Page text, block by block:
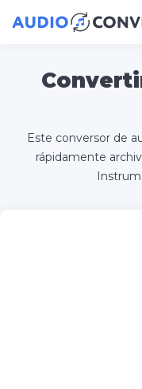
Este conversor de
rápidamente